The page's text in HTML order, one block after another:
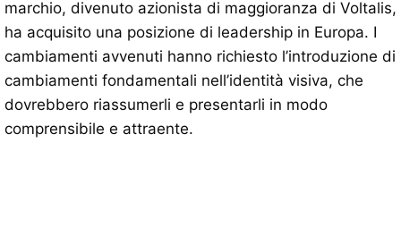
marchio, divenuto azionista di maggioranza di Voltalis,
ha acquisito una posizione di leadership in Europa. I
cambiamenti avvenuti hanno richiesto l’introduzione di
cambiamenti fondamentali nell’identità visiva, che
dovrebbero riassumerli e presentarli in modo
comprensibile e attraente.